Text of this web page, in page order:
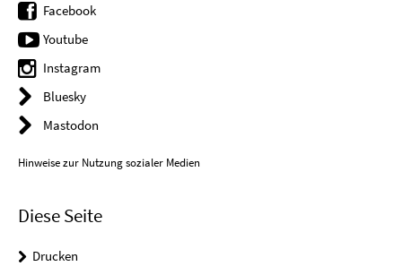
Facebook
Youtube
Instagram
Bluesky
Mastodon
Hinweise zur Nutzung sozialer Medien
Diese Seite
Drucken